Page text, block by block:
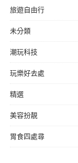
旅遊自由行
未分類
潮玩科技
玩樂好去處
精選
美容扮靚
胃食四處尋